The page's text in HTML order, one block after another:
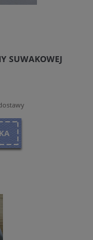
SUWAKOWEJ